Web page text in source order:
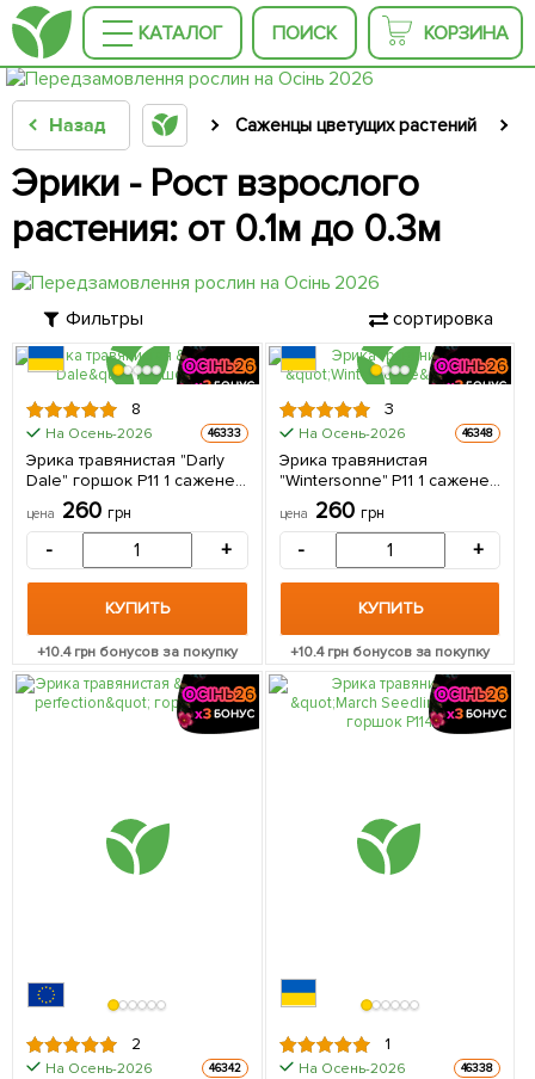
КАТАЛОГ ПОИСК КОРЗИНА
Назад Саженцы цветущих растений
Эрики - Рост взрослого
растения: от 0.1м до 0.3м
Фильтры сортировка
8
На Осень-2026 46333
Эрика травянистая "Darly
Dale" горшок P11 1 саженец
в упаковке
цена 260 грн
- +
КУПИТЬ
+10.4грн бонусов за покупку
3
На Осень-2026 46348
Эрика травянистая
"Wintersonne" P11 1 саженец
в упаковке
цена 260 грн
- +
КУПИТЬ
+10.4грн бонусов за покупку
2
На Осень-2026 46342
1
На Осень-2026 46338